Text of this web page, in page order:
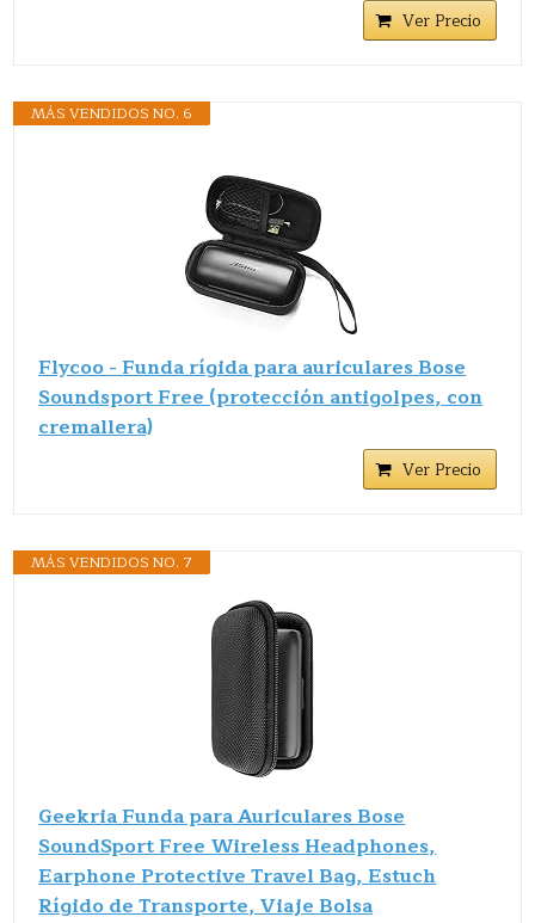
Ver Precio
MÁS VENDIDOS NO. 6
Flycoo - Funda rígida para auriculares Bose
Soundsport Free (protección antigolpes, con
cremallera)
Ver Precio
MÁS VENDIDOS NO. 7
Geekria Funda para Auriculares Bose
SoundSport Free Wireless Headphones,
Earphone Protective Travel Bag, Estuch
Rígido de Transporte, Viaje Bolsa